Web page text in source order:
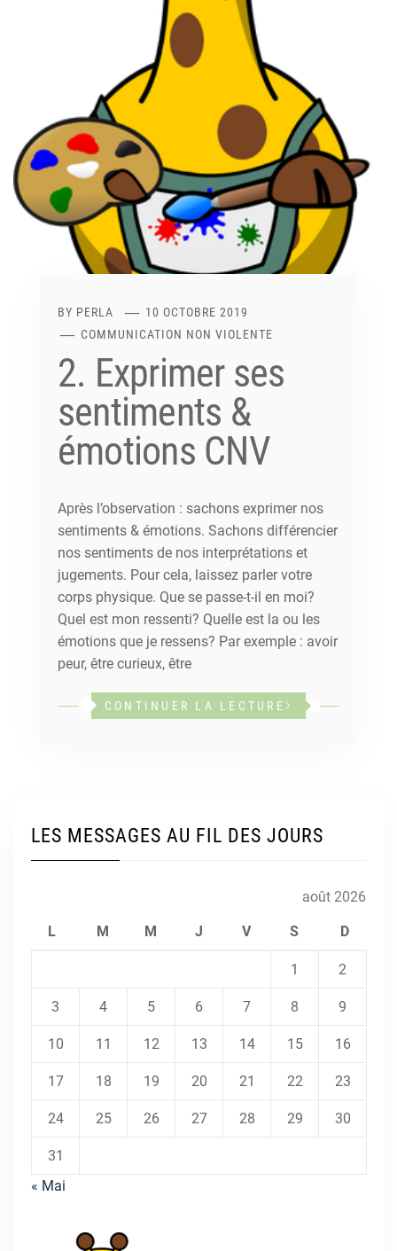
BY PERLA
10 OCTOBRE 2019
COMMUNICATION NON VIOLENTE
2. Exprimer ses
sentiments &
émotions CNV
Après l’observation : sachons exprimer nos
sentiments & émotions. Sachons différencier
nos sentiments de nos interprétations et
jugements. Pour cela, laissez parler votre
corps physique. Que se passe-t-il en moi?
Quel est mon ressenti? Quelle est la ou les
émotions que je ressens? Par exemple : avoir
peur, être curieux, être
CONTINUER LA LECTURE
LES MESSAGES AU FIL DES JOURS
août 2026
L M M J V S D
1 2
3 4 5 6 7 8 9
10 11 12 13 14 15 16
17 18 19 20 21 22 23
24 25 26 27 28 29 30
31
« Mai